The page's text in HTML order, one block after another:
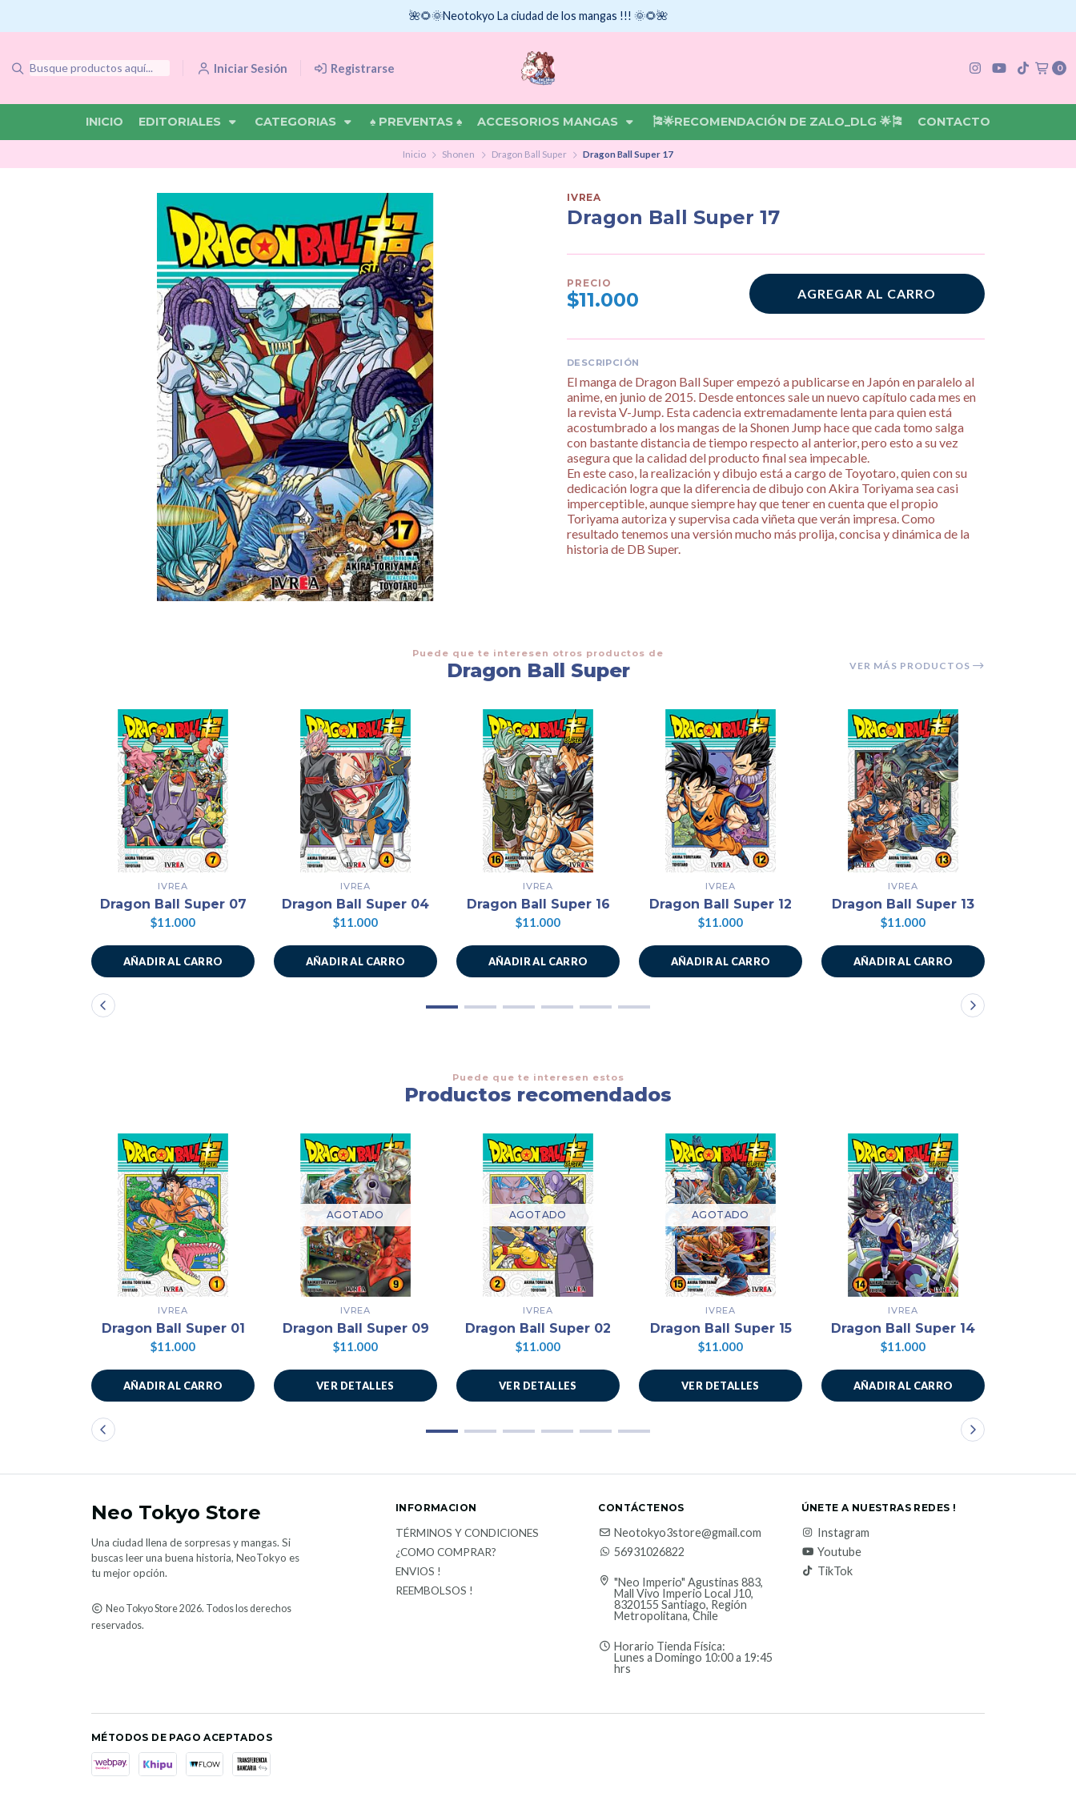
Iniciar Sesión Registrarse 0
INICIO EDITORIALES CATEGORIAS ♠ PREVENTAS ♠ ACCESORIOS MANGAS 🎏🌟RECOMENDACIÓN DE ZALO_DLG 🌟🎏 CONTACTO
🌺🌻🌞Neotokyo La ciudad de los mangas !!! 🌞🌻🌺
Inicio Shonen Dragon Ball Super Dragon Ball Super 17
IVREA
Dragon Ball Super 17
PRECIO
$11.000 AGREGAR AL CARRO
DESCRIPCIÓN
El manga de Dragon Ball Super empezó a publicarse en Japón en paralelo al
anime, en junio de 2015. Desde entonces sale un nuevo capítulo cada mes en
la revista V-Jump. Esta cadencia extremadamente lenta para quien está
acostumbrado a los mangas de la Shonen Jump hace que cada tomo salga
con bastante distancia de tiempo respecto al anterior, pero esto a su vez
asegura que la calidad del producto final sea impecable.
En este caso, la realización y dibujo está a cargo de Toyotaro, quien con su
dedicación logra que la diferencia de dibujo con Akira Toriyama sea casi
imperceptible, aunque siempre hay que tener en cuenta que el propio
Toriyama autoriza y supervisa cada viñeta que verán impresa. Como
resultado tenemos una versión mucho más prolija, concisa y dinámica de la
historia de DB Super.
Puede que te interesen otros productos de
Dragon Ball Super VER MÁS PRODUCTOS
IVREA
Dragon Ball Super 07
$11.000
AÑADIR AL CARRO
IVREA
Dragon Ball Super 04
$11.000
AÑADIR AL CARRO
IVREA
Dragon Ball Super 16
$11.000
AÑADIR AL CARRO
IVREA
Dragon Ball Super 12
$11.000
AÑADIR AL CARRO
IVREA
Dragon Ball Super 13
$11.000
AÑADIR AL CARRO
Puede que te interesen estos
Productos recomendados
IVREA
Dragon Ball Super 01
$11.000
AÑADIR AL CARRO
AGOTADO
IVREA
Dragon Ball Super 09
$11.000
VER DETALLES
AGOTADO
IVREA
Dragon Ball Super 02
$11.000
VER DETALLES
AGOTADO
IVREA
Dragon Ball Super 15
$11.000
VER DETALLES
IVREA
Dragon Ball Super 14
$11.000
AÑADIR AL CARRO
Neo Tokyo Store
Una ciudad llena de sorpresas y mangas. Si
buscas leer una buena historia, NeoTokyo es
tu mejor opción.
Neo Tokyo Store 2026. Todos los derechos
reservados.
INFORMACION
TÉRMINOS Y CONDICIONES
¿COMO COMPRAR?
ENVIOS !
REEMBOLSOS !
CONTÁCTENOS
Neotokyo3store@gmail.com
56931026822
"Neo Imperio" Agustinas 883,
Mall Vivo Imperio Local J10,
8320155 Santiago, Región
Metropolitana, Chile
Horario Tienda Física:
Lunes a Domingo 10:00 a 19:45
hrs
ÚNETE A NUESTRAS REDES !
Instagram
Youtube
TikTok
MÉTODOS DE PAGO ACEPTADOS